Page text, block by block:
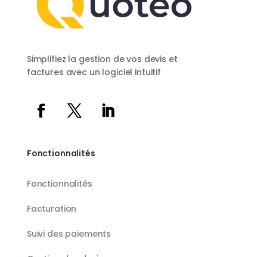
Simplifiez la gestion de vos devis et
factures avec un logiciel intuitif
Fonctionnalités
Fonctionnalités
Facturation
Suivi des paiements